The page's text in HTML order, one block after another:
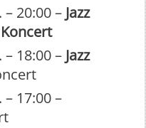
20:00 – Jazz
18:00 – Jazz
17:00 –